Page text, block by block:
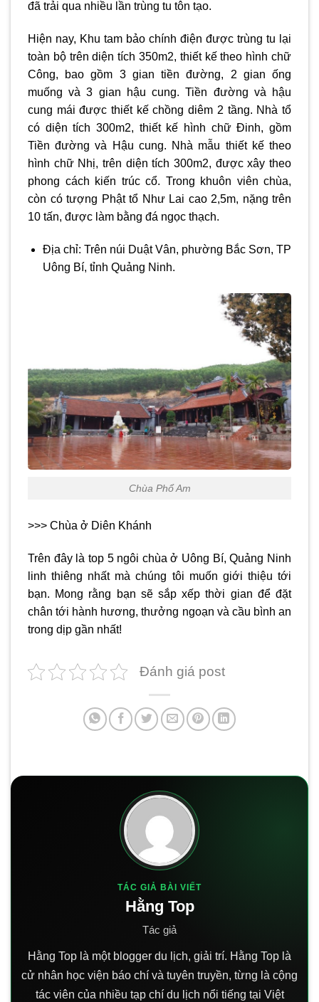
đã trải qua nhiều lần trùng tu tôn tạo.
Hiện nay, Khu tam bảo chính điện được trùng tu lại
toàn bộ trên diện tích 350m2, thiết kế theo hình chữ
Công, bao gồm 3 gian tiền đường, 2 gian ống
muống và 3 gian hậu cung. Tiền đường và hậu
cung mái được thiết kế chồng diêm 2 tầng. Nhà tổ
có diện tích 300m2, thiết kế hình chữ Đinh, gồm
Tiền đường và Hậu cung. Nhà mẫu thiết kế theo
hình chữ Nhị, trên diện tích 300m2, được xây theo
phong cách kiến trúc cổ. Trong khuôn viên chùa,
còn có tượng Phật tổ Như Lai cao 2,5m, nặng trên
10 tấn, được làm bằng đá ngọc thạch.
Địa chỉ: Trên núi Duật Vân, phường Bắc Sơn, TP
Uông Bí, tỉnh Quảng Ninh.
Chùa Phổ Am
>>> Chùa ở Diên Khánh
Trên đây là top 5 ngôi chùa ở Uông Bí, Quảng Ninh
linh thiêng nhất mà chúng tôi muốn giới thiệu tới
bạn. Mong rằng bạn sẽ sắp xếp thời gian để đặt
chân tới hành hương, thưởng ngoạn và cầu bình an
trong dịp gần nhất!
Đánh giá post
TÁC GIẢ BÀI VIẾT
Hằng Top
Tác giả
Hằng Top là một blogger du lịch, giải trí. Hằng Top là
cử nhân học viện báo chí và tuyên truyền, từng là cộng
tác viên của nhiều tạp chí du lịch nổi tiếng tại Việt